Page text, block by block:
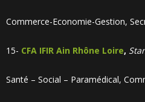
Commerce-Economie-Gestion,
15- CFA IFIR Ain Rhône Loire,
Santé – Social – Paramédical,